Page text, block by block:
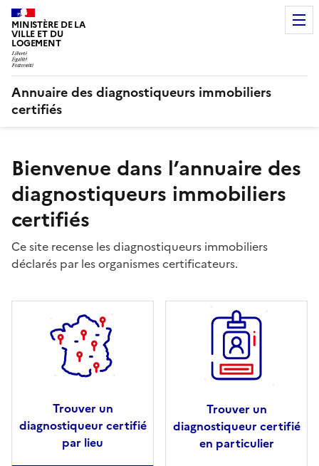
MINISTÈRE DE LA
VILLE ET DU
LOGEMENT
Annuaire des diagnostiqueurs immobiliers
certifiés
Bienvenue dans l’annuaire des
diagnostiqueurs immobiliers
certifiés
Ce site recense les diagnostiqueurs immobiliers
déclarés par les organismes certificateurs.
Trouver un
diagnostiqueur certifié
par lieu
Trouver un
diagnostiqueur certifié
en particulier